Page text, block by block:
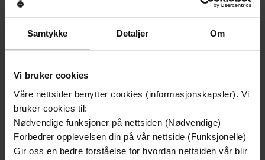
Samtykke Detaljer Om
Vi bruker cookies
Våre nettsider benytter cookies (informasjonskapsler). Vi
bruker cookies til:
Nødvendige funksjoner på nettsiden (Nødvendige)
Forbedrer opplevelsen din på vår nettside (Funksjonelle)
Gir oss en bedre forståelse for hvordan nettsiden vår blir
EBOK
Andre har også kjøpt
Premium
Vinner av Rivertonprisen
Premium
Første gang på tilbud